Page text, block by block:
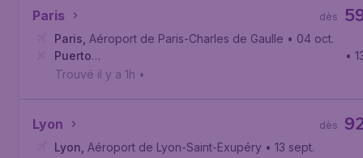
Paris dès
Paris Aéroport de Paris-Charles de Gaulle • 04 oct.
Puerto
Princesa , Aéroport international de Puerto Princesa
•
Trouvé il y a 1h •
Lyon dès
Lyon Aéroport de Lyon-Saint-Exupéry • 13 sept.